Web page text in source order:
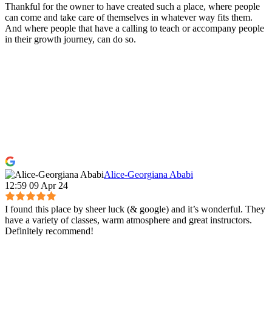
Thankful for the owner to have created such a place, where people
can come and take care of themselves in whatever way fits them.
And where people that have a calling to teach or accompany people
in their growth journey, can do so.
Alice-Georgiana Ababi
12:59 09 Apr 24
I found this place by sheer luck (& google) and it’s wonderful. They
have a variety of classes, warm atmosphere and great instructors.
Definitely recommend!